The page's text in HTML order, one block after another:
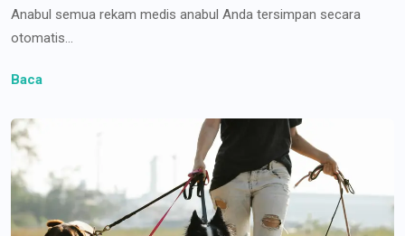
Anabul semua rekam medis anabul Anda tersimpan secara
otomatis...
Baca